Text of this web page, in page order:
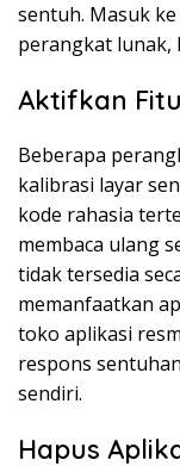
sentuh. Masuk
perangkat lunak,
Aktifkan
Beberapa
kalibrasi layar
kode rahasia
membaca ulang
tidak tersedia
memanfaatkan
toko aplikasi
respons
sendiri.
Hapus